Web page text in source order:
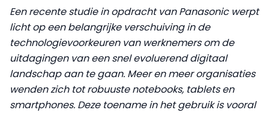
Een recente studie in opdracht van Panasonic werpt
licht op een belangrijke verschuiving in de
technologievoorkeuren van werknemers om de
uitdagingen van een snel evoluerend digitaal
landschap aan te gaan. Meer en meer organisaties
wenden zich tot robuuste notebooks, tablets en
smartphones. Deze toename in het gebruik is vooral